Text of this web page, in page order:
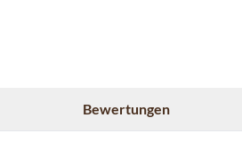
Bewertungen